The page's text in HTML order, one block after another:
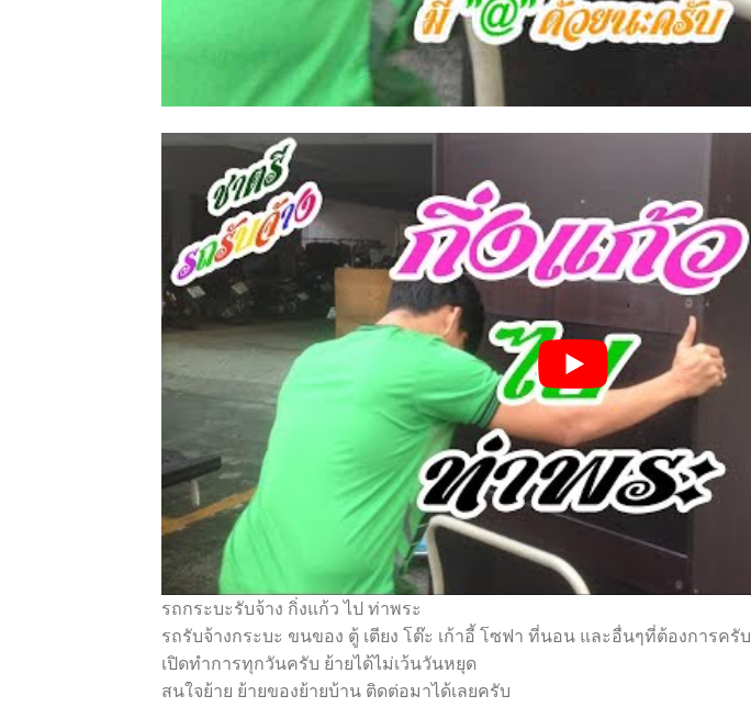
รถกระบะรับจ้าง กิ่งแก้ว ไป ท่าพระ
รถรับจ้างกระบะ ขนของ ตู้ เตียง โต๊ะ เก้าอี้ โซฟา ที่นอน และอื่นๆที่ต้องการครับ
เปิดทำการทุกวันครับ ย้ายได้ไม่เว้นวันหยุด
สนใจย้าย ย้ายของย้ายบ้าน ติดต่อมาได้เลยครับ